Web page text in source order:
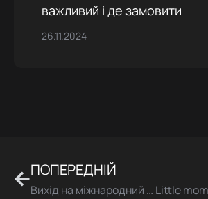
важливий і де замовити
26.11.2024
Попер
ПОПЕРЕДНІЙ
Вихід на міжнародний ринок